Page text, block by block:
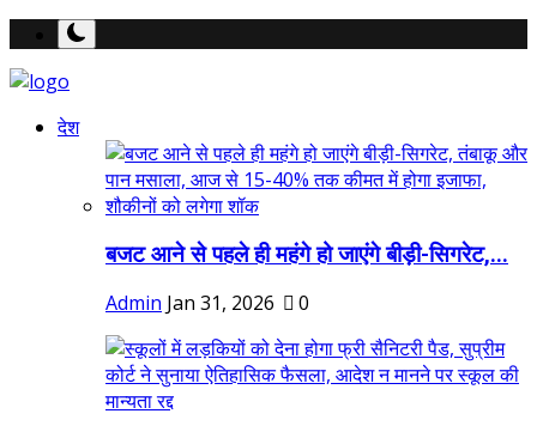
देश
बजट आने से पहले ही महंगे हो जाएंगे बीड़ी-सिगरेट,...
Admin Jan 31, 2026 0